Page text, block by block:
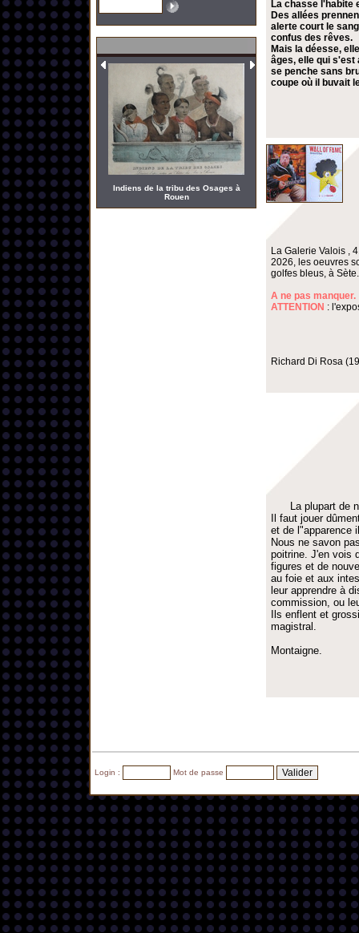
Indiens de la tribu des Osages à
Rouen
La chasse l'habite
Des allées
alerte court le
confus des rêves.
Mais la déesse,
âges, elle qui s'est
se penche sans
coupe où il buvait
La Galerie Valois ,
2026, les oeuvres
golfes bleus, à Sète.
A ne pas manquer.
ATTENTION :
Richard Di Rosa
La plupart de
Il faut jouer
et de l"apparence
Nous ne savon
poitrine. J'en vois
figures et de
au foie et aux
leur apprendre à
commission, ou
Ils enflent et
magistral.
Montaigne.
Login : Mot de passe